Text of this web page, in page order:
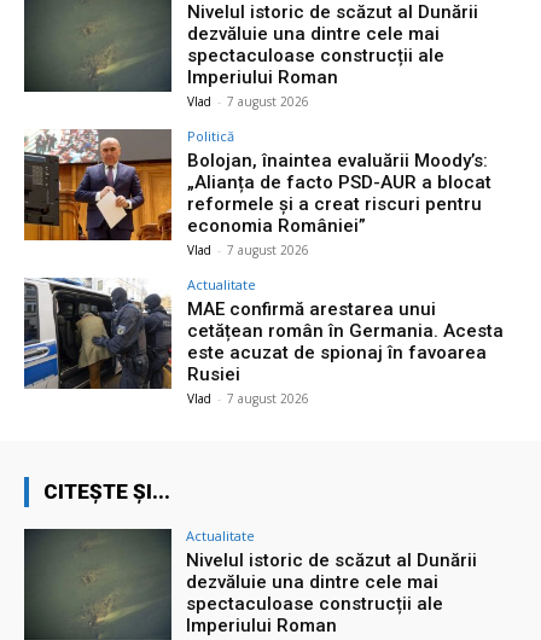
Nivelul istoric de scăzut al Dunării
dezvăluie una dintre cele mai
spectaculoase construcții ale
Imperiului Roman
Vlad - 7 august 2026
Politică
Bolojan, înaintea evaluării Moody’s:
„Alianța de facto PSD-AUR a blocat
reformele și a creat riscuri pentru
economia României”
Vlad - 7 august 2026
Actualitate
MAE confirmă arestarea unui
cetățean român în Germania. Acesta
este acuzat de spionaj în favoarea
Rusiei
Vlad - 7 august 2026
CITEȘTE ȘI...
Actualitate
Nivelul istoric de scăzut al Dunării
dezvăluie una dintre cele mai
spectaculoase construcții ale
Imperiului Roman